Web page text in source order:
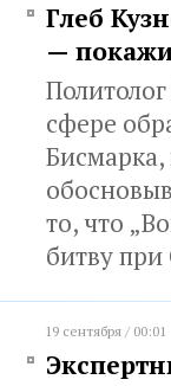
Глеб
—
сфере
то, что
битву
19 сентября / 00:01